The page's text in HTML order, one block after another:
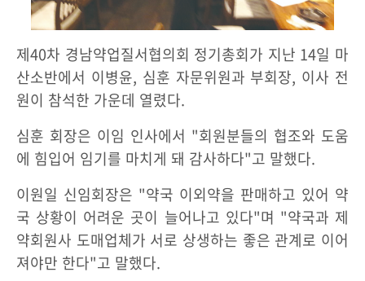
제40차 경남약업질서협의회 정기총회가 지난 14일 마
산소반에서 이병윤, 심훈 자문위원과 부회장, 이사 전
원이 참석한 가운데 열렸다.
심훈 회장은 이임 인사에서 "회원분들의 협조와 도움
에 힘입어 임기를 마치게 돼 감사하다"고 말했다.
이원일 신임회장은 "약국 이외약을 판매하고 있어 약
국 상황이 어려운 곳이 늘어나고 있다"며 "약국과 제
약회원사 도매업체가 서로 상생하는 좋은 관계로 이어
져야만 한다"고 말했다.